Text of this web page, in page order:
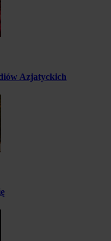
Azjatyckich